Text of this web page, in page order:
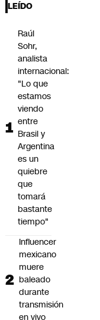
LEÍDO
Raúl
Sohr,
analista
internacional:
"Lo que
estamos
viendo
entre
Brasil y
Argentina
es un
quiebre
que
tomará
bastante
tiempo"
Influencer
mexicano
muere
baleado
durante
transmisión
en vivo